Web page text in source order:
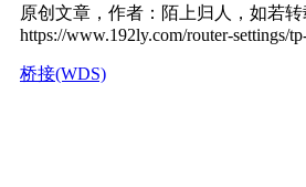
原创文章，作者：陌上归人，如若转
https://www.192ly.com/router-settings/
桥接(WDS)